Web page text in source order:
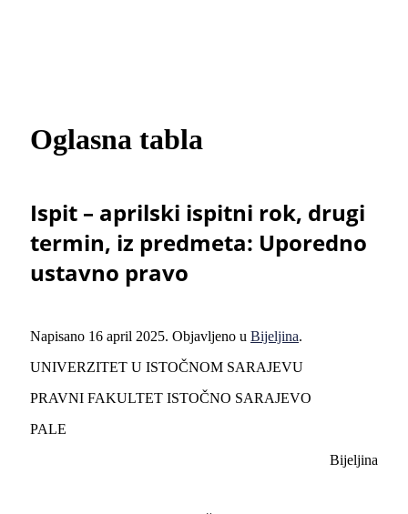
Oglasna tabla
Ispit – aprilski ispitni rok, drugi
termin, iz predmeta: Uporedno
ustavno pravo
Napisano 16 april 2025. Objavljeno u Bijeljina.
UNIVERZITET U ISTOČNOM SARAJEVU
PRAVNI FAKULTET ISTOČNO SARAJEVO
PALE
Bijeljina